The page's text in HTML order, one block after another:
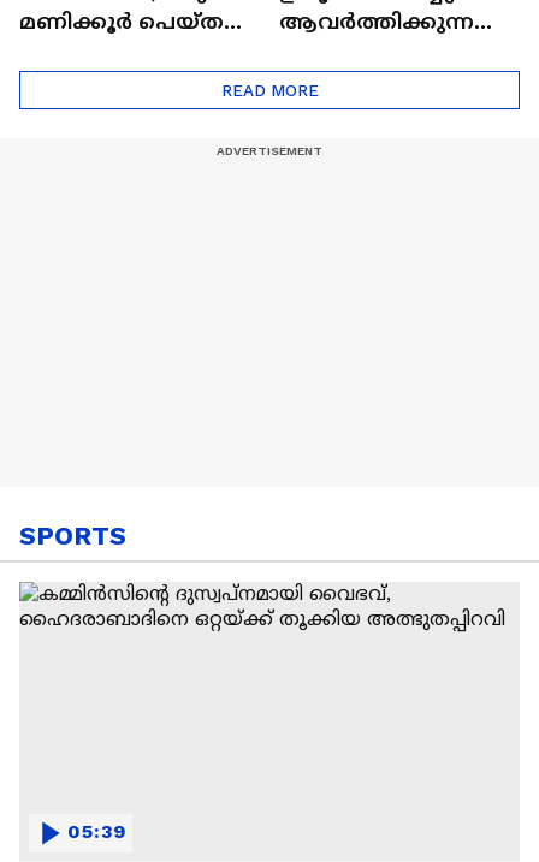
മണിക്കൂര്‍ പെയ്ത
നഗരത്തിലെ റോഡ്
തോടായി
ആവര്‍ത്തിക്കുന്ന
ആണവശക്തിയാകു
ന്നത് വലിയ
READ MORE
SPORTS
05:39